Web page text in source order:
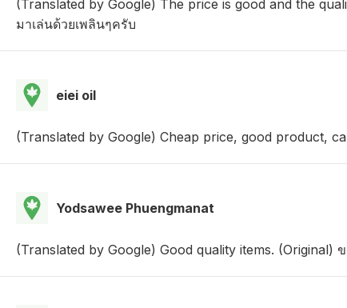
(Translated by Google) The price is good and the
มาเล่นด้วยเพลินๆครับ
eiei oil
(Translated by Google) Cheap price, good product,
Yodsawee Phuengmanat
(Translated by Google) Good quality items.